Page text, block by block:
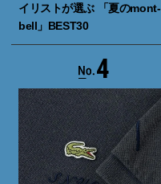
イリストが選ぶ 「夏のmont-
bell」BEST30
4